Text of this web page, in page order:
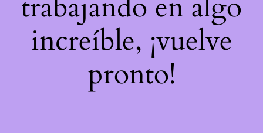
increíble, ¡vuelve
pronto!